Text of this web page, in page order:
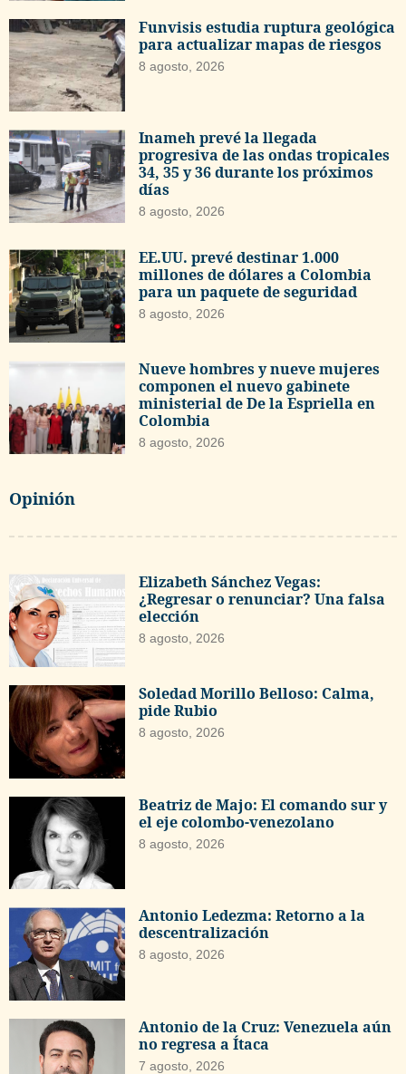
Funvisis estudia ruptura geológica
para actualizar mapas de riesgos
8 agosto, 2026
Inameh prevé la llegada
progresiva de las ondas tropicales
34, 35 y 36 durante los próximos
días
8 agosto, 2026
EE.UU. prevé destinar 1.000
millones de dólares a Colombia
para un paquete de seguridad
8 agosto, 2026
Nueve hombres y nueve mujeres
componen el nuevo gabinete
ministerial de De la Espriella en
Colombia
8 agosto, 2026
Opinión
Elizabeth Sánchez Vegas:
¿Regresar o renunciar? Una falsa
elección
8 agosto, 2026
Soledad Morillo Belloso: Calma,
pide Rubio
8 agosto, 2026
Beatriz de Majo: El comando sur y
el eje colombo-venezolano
8 agosto, 2026
Antonio Ledezma: Retorno a la
descentralización
8 agosto, 2026
Antonio de la Cruz: Venezuela aún
no regresa a Ítaca
7 agosto, 2026